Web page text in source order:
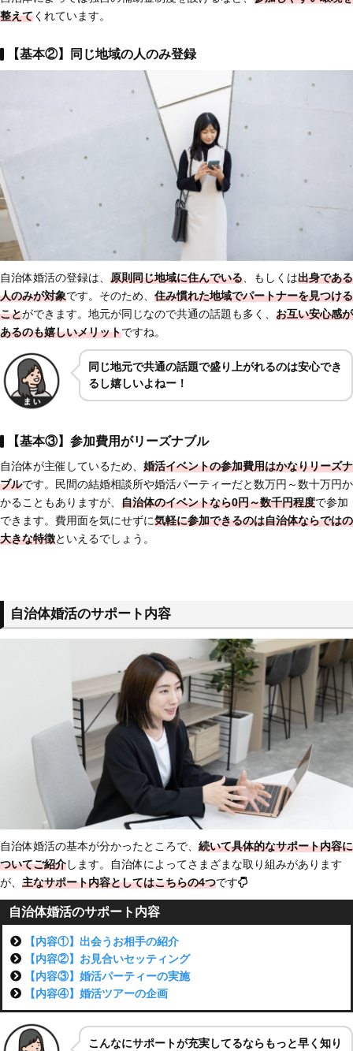
整えてくれています。
【基本②】同じ地域の人のみ登録
自治体婚活の登録は、 原則同じ地域に住んでいる 、もしくは出身である
人のみが対象です。そのため、 住み慣れた地域でパートナーを見つける
ことができます。地元が同じなので共通の話題も多く、 お互い安心感が
あるのも嬉しいメリットですね。
同じ地元で共通の話題で盛り上がれるのは安心でき
るし嬉しいよねー！
【基本③】参加費用がリーズナブル
自治体が主催しているため、 婚活イベントの参加費用はかなりリーズナ
ブルです。民間の結婚相談所や婚活パーティーだと数万円～数十万円か
かることもありますが、 自治体のイベントなら0円～数千円程度で参加
できます。費用面を気にせずに気軽に参加できるのは自治体ならではの
大きな特徴といえるでしょう。
自治体婚活のサポート内容
自治体婚活の基本が分かったところで、 続いて具体的なサポート内容に
ついてご紹介します。自治体によってさまざまな取り組みがあります
が、 主なサポート内容としてはこちらの4つです
自治体婚活のサポート内容
【内容①】出会うお相手の紹介
【内容②】お見合いセッティング
【内容③】婚活パーティーの実施
【内容④】婚活ツアーの企画
こんなにサポートが充実してるならもっと早く知り